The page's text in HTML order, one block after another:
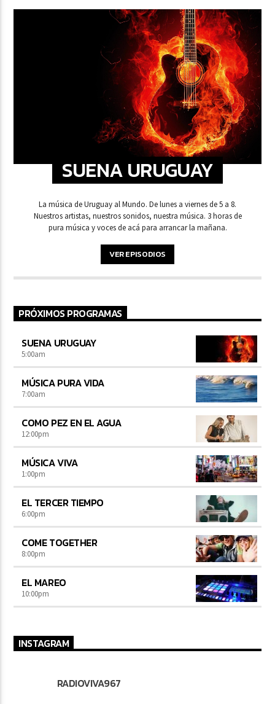
SUENA URUGUAY
La música de Uruguay al Mundo. De lunes a viernes de 5 a 8.
Nuestros artistas, nuestros sonidos, nuestra música. 3 horas de
pura música y voces de acá para arrancar la mañana.
VER EPISODIOS
PRÓXIMOS PROGRAMAS
SUENA URUGUAY
5:00am
MÚSICA PURA VIDA
7:00am
COMO PEZ EN EL AGUA
12:00pm
MÚSICA VIVA
1:00pm
EL TERCER TIEMPO
6:00pm
COME TOGETHER
8:00pm
EL MAREO
10:00pm
INSTAGRAM
RADIOVIVA967